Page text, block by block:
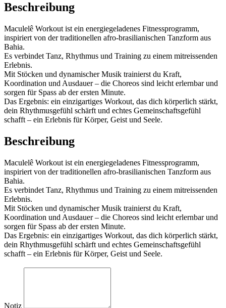
Beschreibung
Maculelê Workout ist ein energiegeladenes Fitnessprogramm,
inspiriert von der traditionellen afro-brasilianischen Tanzform aus
Bahia.
Es verbindet Tanz, Rhythmus und Training zu einem mitreissenden
Erlebnis.
Mit Stöcken und dynamischer Musik trainierst du Kraft,
Koordination und Ausdauer – die Choreos sind leicht erlernbar und
sorgen für Spass ab der ersten Minute.
Das Ergebnis: ein einzigartiges Workout, das dich körperlich stärkt,
dein Rhythmusgefühl schärft und echtes Gemeinschaftsgefühl
schafft – ein Erlebnis für Körper, Geist und Seele.
Beschreibung
Maculelê Workout ist ein energiegeladenes Fitnessprogramm,
inspiriert von der traditionellen afro-brasilianischen Tanzform aus
Bahia.
Es verbindet Tanz, Rhythmus und Training zu einem mitreissenden
Erlebnis.
Mit Stöcken und dynamischer Musik trainierst du Kraft,
Koordination und Ausdauer – die Choreos sind leicht erlernbar und
sorgen für Spass ab der ersten Minute.
Das Ergebnis: ein einzigartiges Workout, das dich körperlich stärkt,
dein Rhythmusgefühl schärft und echtes Gemeinschaftsgefühl
schafft – ein Erlebnis für Körper, Geist und Seele.
Notiz